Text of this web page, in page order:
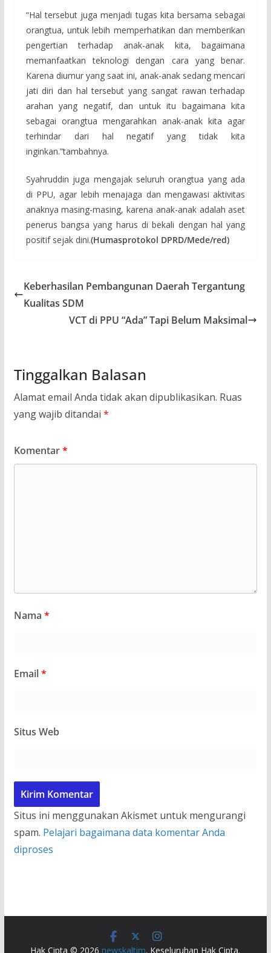
“Hal tersebut juga menjadi tugas kita bersama sebagai
orangtua, untuk lebih memperhatikan dan memberikan
pengertian terhadap anak-anak kita, bagaimana
memanfaatkan teknologi dengan cara yang benar.
Karena diumur yang saat ini, anak-anak sedang mencari
jati diri dan hal tersebut yang sangat rawan terhadap
arahan yang negatif, dan untuk itu bagaimana kita
sebagai orangtua mengarahkan anak-anak kita agar
terhindar dari hal negatif yang tidak kita
inginkan.”tambahnya.
Syahruddin juga mengajak seluruh orangtua yang ada
di PPU, agar lebih menajaga dan mengawasi aktivitas
anaknya masing-masing, karena anak-anak adalah aset
penerus bangsa yang harus di bekali dengan hal yang
positif sejak dini.(Humasprotokol DPRD/Mede/red)
Keberhasilan Pembangunan Daerah Tergantung
Kualitas SDM
VCT di PPU “Ada” Tapi Belum Maksimal
Tinggalkan Balasan
Alamat email Anda tidak akan dipublikasikan. Ruas
yang wajib ditandai *
Komentar*
Nama *
Email*
Situs Web
Situs ini menggunakan Akismet untuk mengurangi
spam. Pelajari bagaimana data komentar Anda
diproses
Hak Cipta © 2026 newskaltim. Keseluruhan Hak Cipta.